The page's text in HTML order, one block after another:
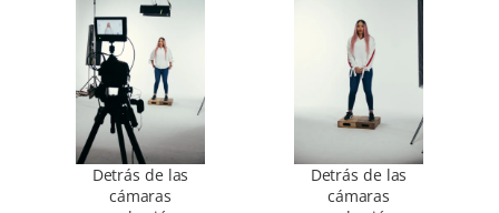
Detrás de las
cámaras
Detrás de las
cámaras